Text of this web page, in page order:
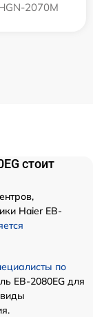
2070M
стоит
Haier EB-
по
EB-2080EG для